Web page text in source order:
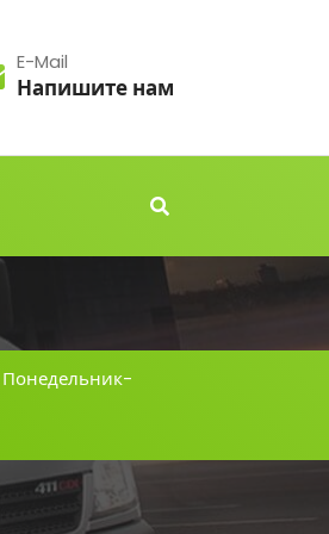
E-Mail
Напишите нам
Понедельник-